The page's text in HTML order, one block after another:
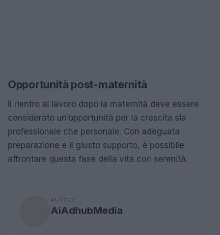
Opportunità post-maternità
Il rientro al lavoro dopo la maternità deve essere
considerato un’opportunità per la crescita sia
professionale che personale. Con adeguata
preparazione e il giusto supporto, è possibile
affrontare questa fase della vita con serenità.
AUTORE
AiAdhubMedia